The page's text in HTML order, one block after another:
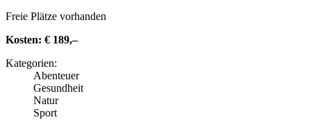
Freie Plätze vorhanden
Kosten: € 189,–
Kate­go­rien:
Abenteuer
Gesund­heit
Natur
Sport